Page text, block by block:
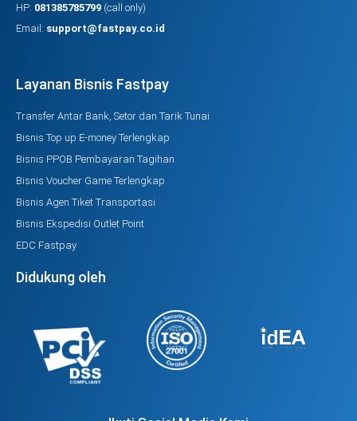
HP: 081385785799 (call only)
Email: support@fastpay.co.id
Layanan Bisnis Fastpay
Transfer Antar Bank, Setor dan Tarik Tunai
Bisnis Top up E-money Terlengkap
Bisnis PPOB Pembayaran Tagihan
Bisnis Voucher Game Terlengkap
Bisnis Agen Tiket Transportasi
Bisnis Ekspedisi Outlet Point
EDC Fastpay
Didukung oleh